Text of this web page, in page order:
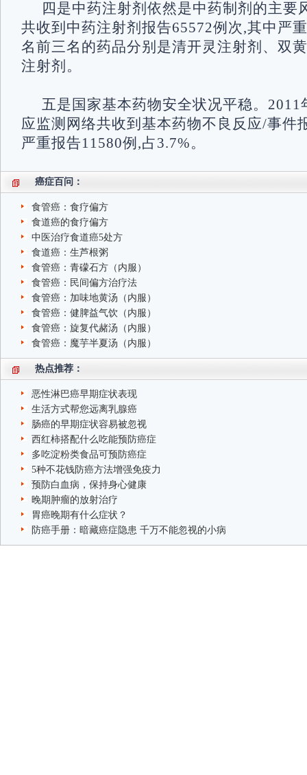
四是中药注射剂依然是中药制剂的主要
共收到中药注射剂报告65572例次,其中严
名前三名的药品分别是清开灵注射剂、双
注射剂。
五是国家基本药物安全状况平稳。2011
应监测网络共收到基本药物不良反应/事件
严重报告11580例,占3.7%。
癌症百问：
食管癌：食疗偏方
食道癌的食疗偏方
中医治疗食道癌5处方
食道癌：生芦根粥
食管癌：青礞石方（内服）
食管癌：民间偏方治疗法
食管癌：加味地黄汤（内服）
食管癌：健脾益气饮（内服）
食管癌：旋复代赭汤（内服）
食管癌：魔芋半夏汤（内服）
热点推荐：
恶性淋巴癌早期症状表现
生活方式帮您远离乳腺癌
肠癌的早期症状容易被忽视
西红柿搭配什么吃能预防癌症
多吃淀粉类食品可预防癌症
5种不花钱防癌方法增强免疫力
预防白血病，保持身心健康
晚期肿瘤的放射治疗
胃癌晚期有什么症状？
防癌手册：暗藏癌症隐患 千万不能忽视的小病